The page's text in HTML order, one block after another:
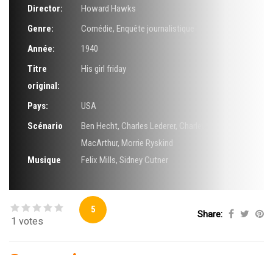
Director:
Howard Hawks
Genre:
Comédie, Enquête journalistique
Année:
1940
Titre
original:
His girl friday
Pays:
USA
Scénario
Ben Hecht, Charles Lederer, Charles
MacArthur, Morrie Ryskind
Musique
Felix Mills, Sidney Cutner
1 votes
5 Share: